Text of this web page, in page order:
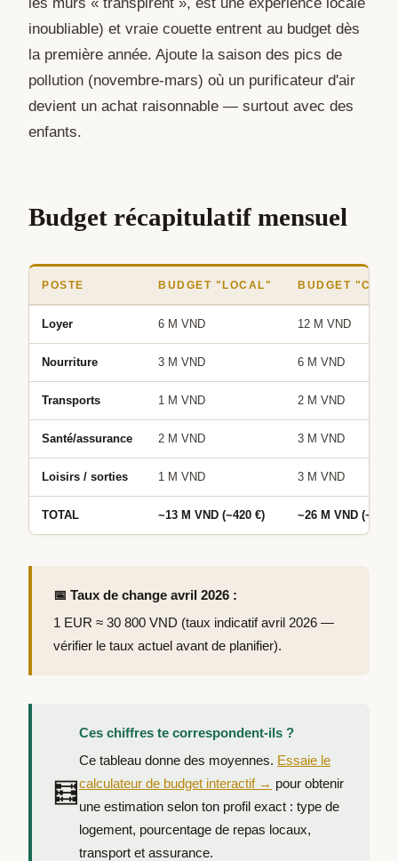
inoubliable) et vraie couette entrent au budget dès
la première année. Ajoute la saison des pics de
pollution (novembre-mars) où un purificateur d'air
devient un achat raisonnable — surtout avec des
enfants.
Budget récapitulatif mensuel
POSTE BUDGET "LOCAL" BUDGET
Loyer 6 M VND 12 M VND
Nourriture 3 M VND 6 M VND
Transports 1 M VND 2 M VND
Santé/assurance 2 M VND 3 M VND
Loisirs / sorties 1 M VND 3 M VND
TOTAL ~13 M VND (~420 €) ~26 M VND (~845
📅 Taux de change avril 2026 :
1 EUR ≈ 30 800 VND (taux indicatif avril 2026 —
vérifier le taux actuel avant de planifier).
🧮
Ces chiffres te correspondent-ils ?
Ce tableau donne des moyennes. Essaie le
calculateur de budget interactif → pour obtenir
une estimation selon ton profil exact : type de
logement, pourcentage de repas locaux,
transport et assurance.